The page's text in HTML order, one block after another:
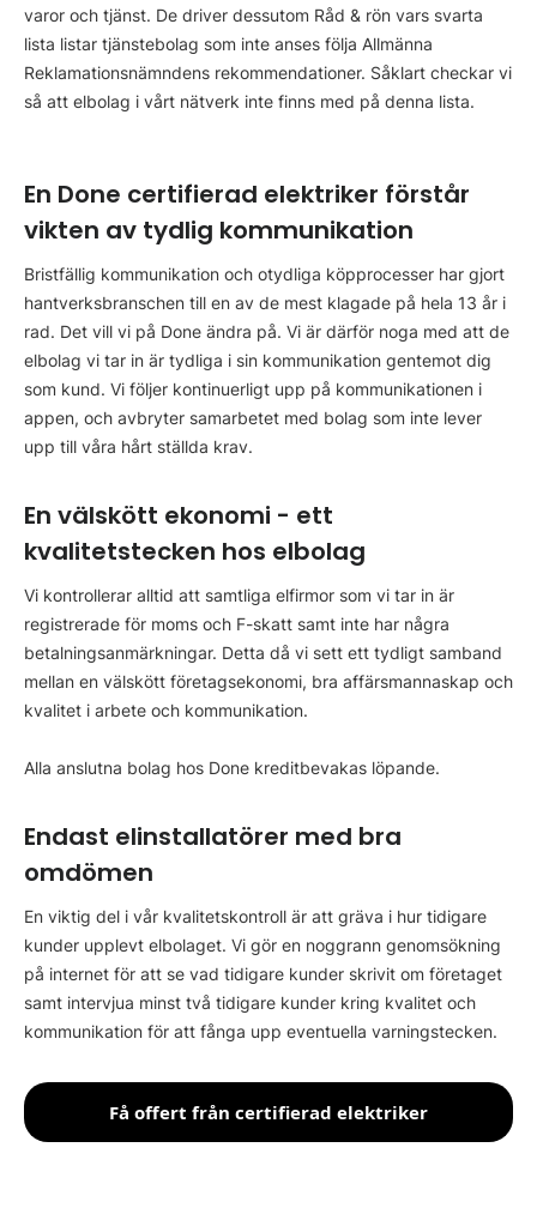
varor och tjänst. De driver dessutom Råd & rön vars svarta
lista listar tjänstebolag som inte anses följa Allmänna
Reklamationsnämndens rekommendationer. Såklart checkar vi
så att elbolag i vårt nätverk inte finns med på denna lista.
En Done certifierad elektriker förstår
vikten av tydlig kommunikation
Bristfällig kommunikation och otydliga köpprocesser har gjort
hantverksbranschen till en av de mest klagade på hela 13 år i
rad. Det vill vi på Done ändra på. Vi är därför noga med att de
elbolag vi tar in är tydliga i sin kommunikation gentemot dig
som kund. Vi följer kontinuerligt upp på kommunikationen i
appen, och avbryter samarbetet med bolag som inte lever
upp till våra hårt ställda krav.
En välskött ekonomi - ett
kvalitetstecken hos elbolag
Vi kontrollerar alltid att samtliga elfirmor som vi tar in är
registrerade för moms och F-skatt samt inte har några
betalningsanmärkningar. Detta då vi sett ett tydligt samband
mellan en välskött företagsekonomi, bra affärsmannaskap och
kvalitet i arbete och kommunikation.
Alla anslutna bolag hos Done kreditbevakas löpande.
Endast elinstallatörer med bra
omdömen
En viktig del i vår kvalitetskontroll är att gräva i hur tidigare
kunder upplevt elbolaget. Vi gör en noggrann genomsökning
på internet för att se vad tidigare kunder skrivit om företaget
samt intervjua minst två tidigare kunder kring kvalitet och
kommunikation för att fånga upp eventuella varningstecken.
Få offert från certifierad elektriker